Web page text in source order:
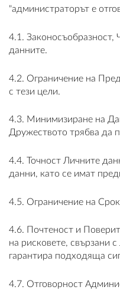
"администраторът е
4.1. Законосъобразност,
данните.
4.2. Ограничение на
с тези цели.
4.3. Минимизиране на
Дружеството трябва да
4.4. Точност Личните
данни, като се имат
4.5. Ограничение на
4.6. Почтеност и
на рисковете, свързани
гарантира подходяща
4.7. Отговорност